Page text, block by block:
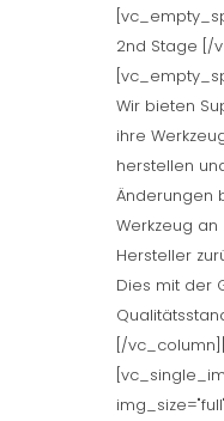
2nd Stage [/
Wir bieten
ihre
herstellen
Änderungen
Werkzeug
Hersteller
Dies mit der
[/